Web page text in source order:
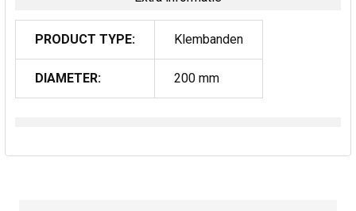
PRODUCT TYPE: Klembanden
DIAMETER: 200 mm